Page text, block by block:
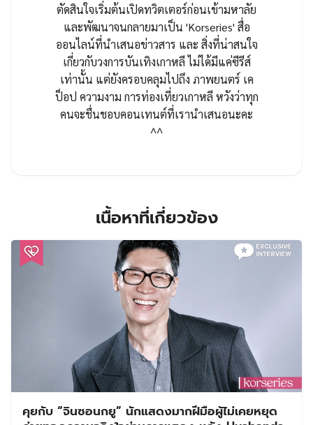
ตัดสินใจเริ่มต้นเปิดทวิตเตอร์ก่อนเข้ามหาลัย
และพัฒนาจนกลายมาเป็น 'Korseries' สื่อ
ออนไลน์ที่นำเสนอข่าวสาร และ สิ่งที่น่าสนใจ
เกี่ยวกับวงการบันเทิงเกาหลี ไม่ได้มีแค่ซีรีส์
เท่านั้น แต่ยังครอบคลุมไปถึง ภาพยนตร์ เค
ป็อป ความงาม การท่องเที่ยวเกาหลี หวังว่าทุก
คนจะชื่นชอบคอนเทนต์ที่เรานำเสนอนะคะ
^^
เนื้อหาที่เกี่ยวข้อง
คุยกับ “จินซอนกยู” นักแสดงมากฝีมือผู้ไม่เคยหยุด